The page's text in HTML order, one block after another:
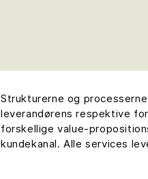
Strukturerne og
leverandørens respektive
forskellige value-
kundekanal. Alle services